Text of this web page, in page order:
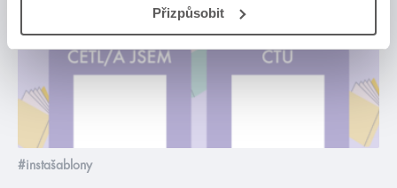
Přizpůsobit
#instašablony